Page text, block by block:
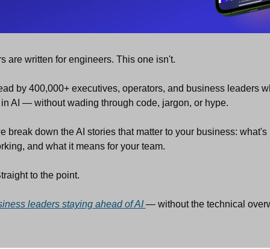
are written for engineers. This one isn't.
by 400,000+ executives, operators, and business leaders
AI — without wading through code, jargon, or hype.
break down the AI stories that matter to your business:
and what it means for your team.
to the point.
leaders staying ahead of AI — without the technical